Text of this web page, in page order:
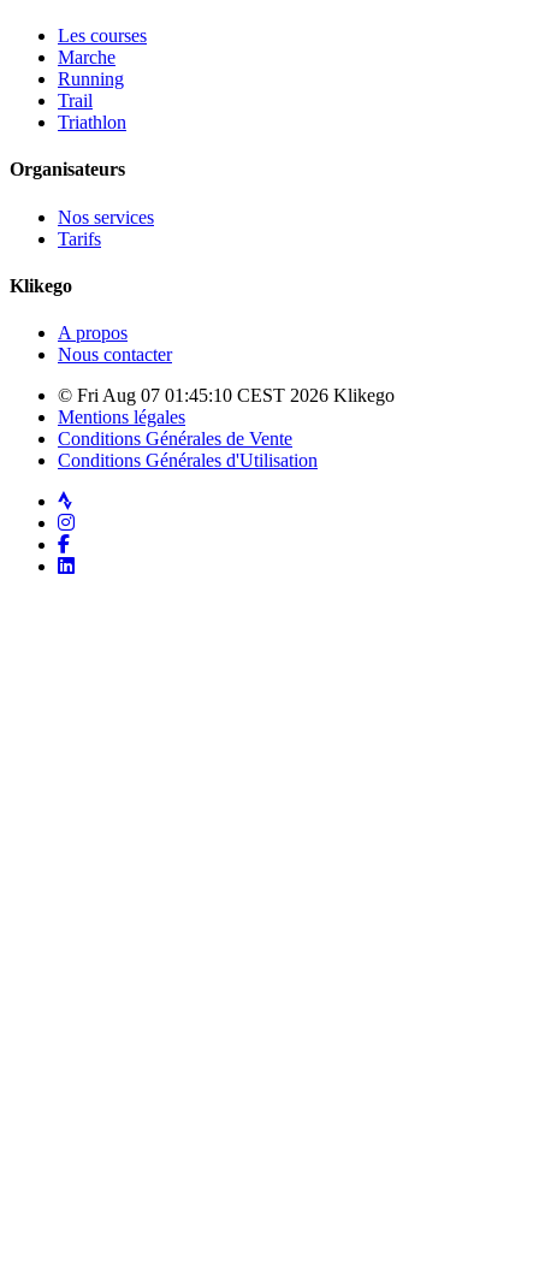
Les courses
Marche
Running
Trail
Triathlon
Organisateurs
Nos services
Tarifs
Klikego
A propos
Nous contacter
© Fri Aug 07 01:45:10 CEST 2026 Klikego
Mentions légales
Conditions Générales de Vente
Conditions Générales d'Utilisation
Strava
Instagram
Facebook
LinkedIn